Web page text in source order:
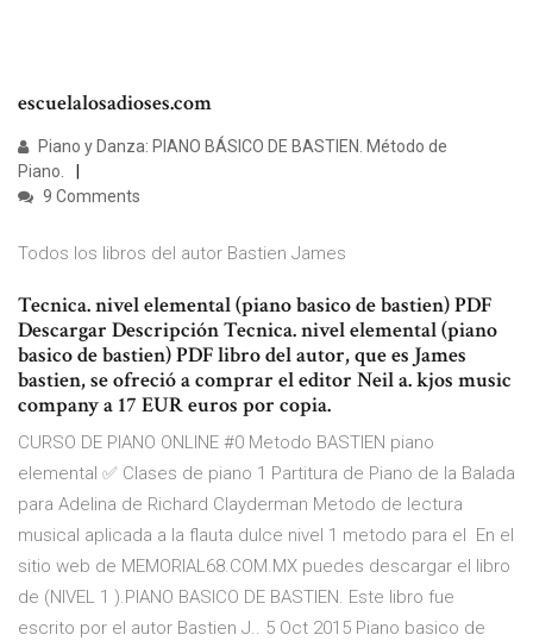
escuelalosadioses.com
Piano y Danza: PIANO BÁSICO DE BASTIEN. Método de
Piano.
9 Comments
Todos los libros del autor Bastien James
Tecnica. nivel elemental (piano basico de bastien) PDF
Descargar Descripción Tecnica. nivel elemental (piano
basico de bastien) PDF libro del autor, que es James
bastien, se ofreció a comprar el editor Neil a. kjos music
company a 17 EUR euros por copia.
CURSO DE PIANO ONLINE #0 Metodo BASTIEN piano
elemental ✅ Clases de piano 1 Partitura de Piano de la Balada
para Adelina de Richard Clayderman Metodo de lectura
musical aplicada a la flauta dulce nivel 1 metodo para el En el
sitio web de MEMORIAL68.COM.MX puedes descargar el libro
de (NIVEL 1 ).PIANO BASICO DE BASTIEN. Este libro fue
escrito por el autor Bastien J.. 5 Oct 2015 Piano basico de